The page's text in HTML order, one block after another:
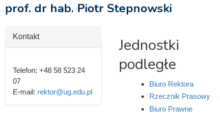
prof. dr hab. Piotr Stepnowski
Ukryj
Kontakt
Telefon: +48 58 523 24
07
E-mail: rektor@ug.edu.pl
Jednostki
podległe
Biuro Rektora
Rzecznik Prasowy
Biuro Prawne